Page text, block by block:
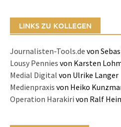
LINKS ZU KOLLEGEN
Journalisten-Tools.de von
Lousy Pennies von Karsten
Medial Digital von Ulrike Langer
Medienpraxis von Heiko
Operation Harakiri von Ralf